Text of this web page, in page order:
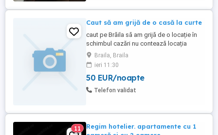
Caut să am grijă de o casă la curte
caut pe Brăila să am grijă de o locație în
schimbul cazări nu contează locația
priceput la toate. Sunt deschis pentru ori
ce fel de propunere din partea voastră
Braila, Braila
ieri 11:30
50 EUR/noapte
Telefon validat
11
Regim hotelier. apartamente cu 1